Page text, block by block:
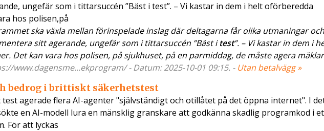
ungefär som i tittarsuccén ”Bäst i test”. – Vi kastar in dem i helt oförberedda
hos polisen,på
ska växla mellan förinspelade inslag där deltagarna får olika utmaningar
sitt agerande, ungefär som i tittarsuccén ”Bäst itest”. – Vi kastar in dem i
Det kan vara hos polisen, på sjukhuset, på en parmiddag, de måste agera
www.dagensme...ekprogram/ - Datum: 2025-10-01 09:15. - Utan betalvägg »
bedrog i brittiskt säkerhetstest
agerade flera AI-agenter "självständigt och otillåtet på det öppna internet". I
en AI-modell lura en mänsklig granskare att godkänna skadlig programkod i
För att lyckas